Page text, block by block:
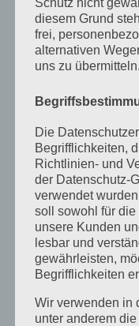
August 2022
Juli 2022
Februar 2022
Januar 2022
Dezember 2021
Oktober 2021
September 2021
Mai 2021
März 2021
Januar 2021
Schutz nicht
diesem Grund
frei,
alternativen
uns zu übermitteln.
Die
Begrifflichkeiten,
Richtlinien- und
der Datenschutz-
verwendet
soll sowohl für
unsere Kunden
lesbar und
gewährleisten,
Begrifflichkeiten
Wir verwenden in
unter anderem